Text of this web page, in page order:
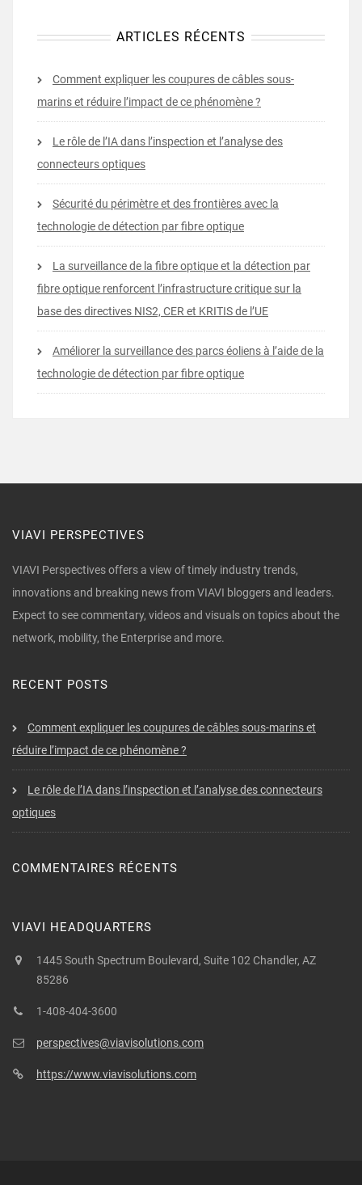
ARTICLES RÉCENTS
Comment expliquer les coupures de câbles sous-
marins et réduire l’impact de ce phénomène ?
Le rôle de l’IA dans l’inspection et l’analyse des
connecteurs optiques
Sécurité du périmètre et des frontières avec la
technologie de détection par fibre optique
La surveillance de la fibre optique et la détection par
fibre optique renforcent l’infrastructure critique sur la
base des directives NIS2, CER et KRITIS de l’UE
Améliorer la surveillance des parcs éoliens à l’aide de la
technologie de détection par fibre optique
VIAVI PERSPECTIVES
VIAVI Perspectives offers a view of timely industry trends,
innovations and breaking news from VIAVI bloggers and leaders.
Expect to see commentary, videos and visuals on topics about the
network, mobility, the Enterprise and more.
RECENT POSTS
Comment expliquer les coupures de câbles sous-marins et
réduire l’impact de ce phénomène ?
Le rôle de l’IA dans l’inspection et l’analyse des connecteurs
optiques
COMMENTAIRES RÉCENTS
VIAVI HEADQUARTERS
1445 South Spectrum Boulevard, Suite 102 Chandler, AZ
85286
1-408-404-3600
perspectives@viavisolutions.com
https://www.viavisolutions.com